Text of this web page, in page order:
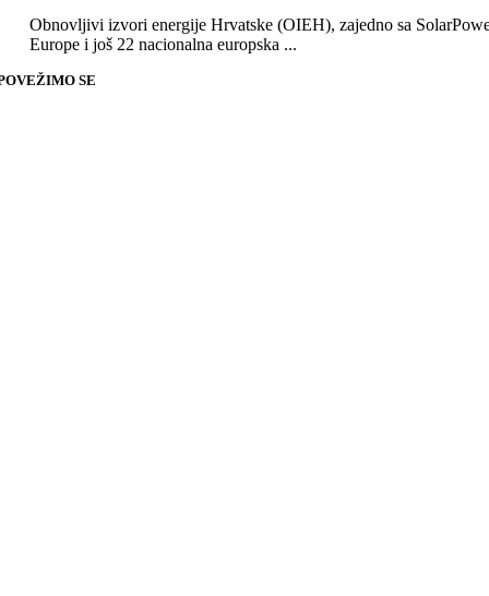
Obnovljivi izvori energije Hrvatske (OIEH), zajedno sa
Europe i još 22 nacionalna europska ...
SE